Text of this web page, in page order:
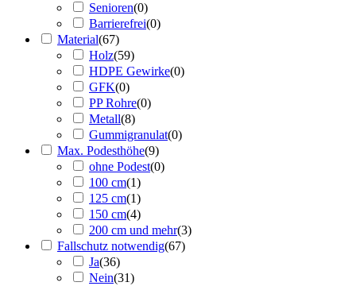
Senioren(0)
Barrierefrei(0)
Material(67)
Holz(59)
HDPE Gewirke(0)
GFK(0)
PP Rohre(0)
Metall(8)
Gummigranulat(0)
Max. Podesthöhe(9)
ohne Podest(0)
100 cm(1)
125 cm(1)
150 cm(4)
200 cm und mehr(3)
Fallschutz notwendig(67)
Ja(36)
Nein(31)